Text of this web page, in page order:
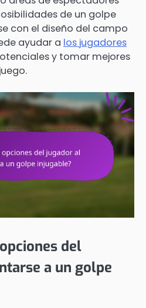
de un golpe
con el diseño del campo
ayudar a los jugadores
y tomar mejores
del
a un golpe